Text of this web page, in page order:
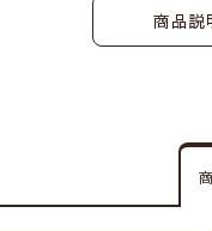
商品説